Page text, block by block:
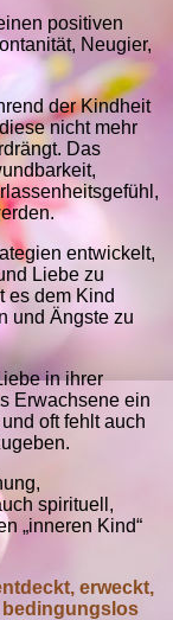
positiven
Neugier,
der Kindheit
nicht mehr
Das
entwickelt,
Liebe zu
es dem Kind
und Ängste zu
in ihrer
Erwachsene ein
oft fehlt auch
spirituell,
„inneren Kind“
erweckt,
bedingungslos